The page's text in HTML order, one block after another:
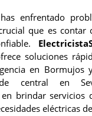
enfrentado
que es contar
soluciones
en Bormujos
central en
en brindar servicios
eléctricas